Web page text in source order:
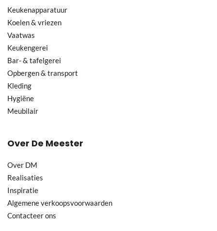
Keukenapparatuur
Koelen & vriezen
Vaatwas
Keukengerei
Bar- & tafelgerei
Opbergen & transport
Kleding
Hygiëne
Meubilair
Over De Meester
Over DM
Realisaties
Inspiratie
Algemene verkoopsvoorwaarden
Contacteer ons